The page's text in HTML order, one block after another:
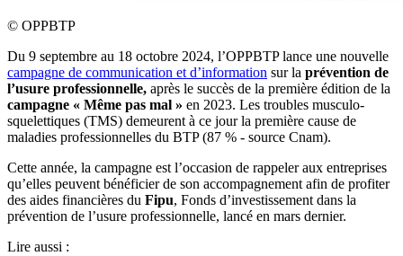
© OPPBTP
Du 9 septembre au 18 octobre 2024, l’OPPBTP lance une nouvelle
campagne de communication et d’information sur la prévention de
l’usure professionnelle, après le succès de la première édition de la
campagne « Même pas mal » en 2023. Les troubles musculo-
squelettiques (TMS) demeurent à ce jour la première cause de
maladies professionnelles du BTP (87 % - source Cnam).
Cette année, la campagne est l’occasion de rappeler aux entreprises
qu’elles peuvent bénéficier de son accompagnement afin de profiter
des aides financières du Fipu, Fonds d’investissement dans la
prévention de l’usure professionnelle, lancé en mars dernier.
Lire aussi :